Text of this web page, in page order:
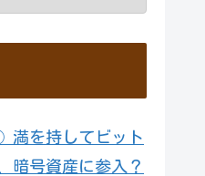
満を持してビット
暗号資産に参入？